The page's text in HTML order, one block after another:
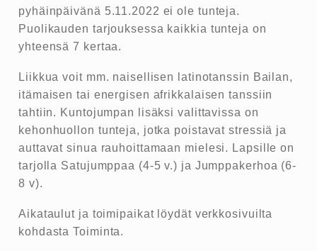
pyhäinpäivänä 5.11.2022 ei ole tunteja.
Puolikauden tarjouksessa kaikkia tunteja on
yhteensä 7 kertaa.
Liikkua voit mm. naisellisen latinotanssin Bailan,
itämaisen tai energisen afrikkalaisen tanssiin
tahtiin. Kuntojumpan lisäksi valittavissa on
kehonhuollon tunteja, jotka poistavat stressiä ja
auttavat sinua rauhoittamaan mielesi. Lapsille on
tarjolla Satujumppaa (4-5 v.) ja Jumppakerhoa (6-
8 v).
Aikataulut ja toimipaikat löydät verkkosivuilta
kohdasta Toiminta.